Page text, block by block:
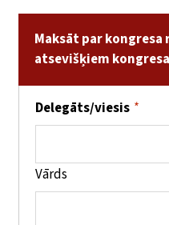
Maksāt par
atsevišķiem
Delegāts/viesis *
Vārds